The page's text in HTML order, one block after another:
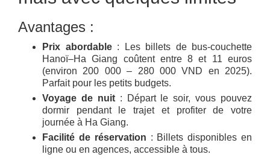
Avantages :
Prix abordable: Les billets de bus-couchette
Hanoï–Ha Giang coûtent entre 8 et 11 euros
(environ 200 000 – 280 000 VND en 2025).
Parfait pour les petits budgets.
Voyage de nuit: Départ le soir, vous pouvez
dormir pendant le trajet et profiter de votre
journée à Ha Giang.
Facilité de réservation : Billets disponibles en
ligne ou en agences, accessible à tous.